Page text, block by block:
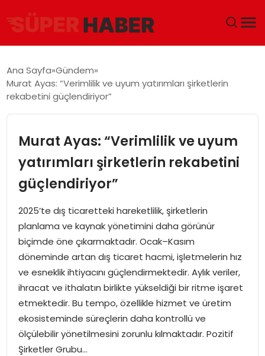
GÜNDEM
EKONOMI
MAGAZIN
SAĞLIK
SIYASET
SPOR
TEKNOLOJI
Ana Sayfa Gündem
Murat Ayas: “Verimlilik ve uyum yatırımları şirketlerin
rekabetini güçlendiriyor”
Murat Ayas: “Verimlilik ve uyum
yatırımları şirketlerin rekabetini
güçlendiriyor”
2025’te dış ticaretteki hareketlilik, şirketlerin
planlama ve kaynak yönetimini daha görünür
biçimde öne çıkarmaktadır. Ocak–Kasım
döneminde artan dış ticaret hacmi, işletmelerin hız
ve esneklik ihtiyacını güçlendirmektedir. Aylık veriler,
ihracat ve ithalatın birlikte yükseldiği bir ritme işaret
etmektedir. Bu tempo, özellikle hizmet ve üretim
ekosisteminde süreçlerin daha kontrollü ve
ölçülebilir yönetilmesini zorunlu kılmaktadır. Pozitif
Şirketler Grubu…